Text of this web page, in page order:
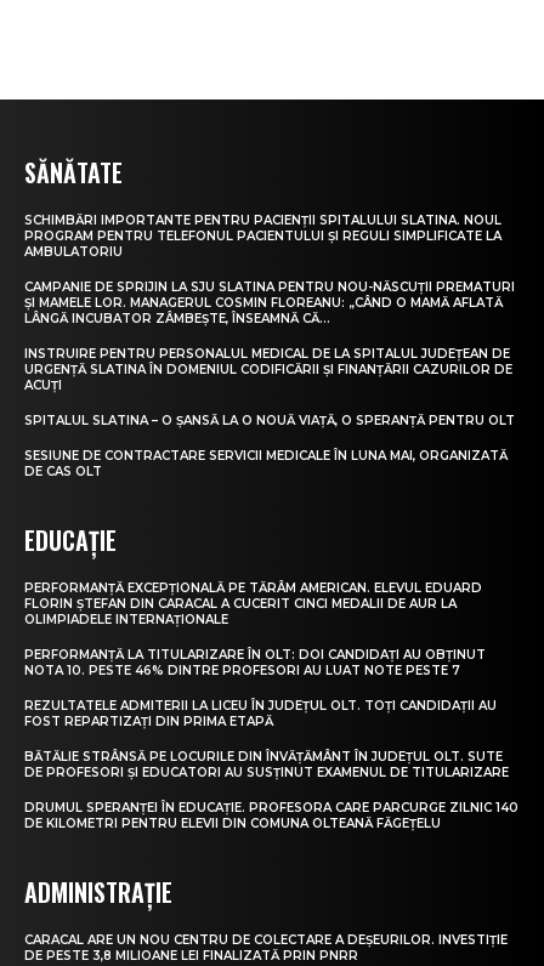
SĂNĂTATE
SCHIMBĂRI IMPORTANTE PENTRU PACIENȚII SPITALULUI SLATINA. NOUL
PROGRAM PENTRU TELEFONUL PACIENTULUI ȘI REGULI SIMPLIFICATE LA
AMBULATORIU
CAMPANIE DE SPRIJIN LA SJU SLATINA PENTRU NOU-NĂSCUȚII PREMATURI
ȘI MAMELE LOR. MANAGERUL COSMIN FLOREANU: „CÂND O MAMĂ AFLATĂ
LÂNGĂ INCUBATOR ZÂMBEȘTE, ÎNSEAMNĂ CĂ...
INSTRUIRE PENTRU PERSONALUL MEDICAL DE LA SPITALUL JUDEȚEAN DE
URGENȚĂ SLATINA ÎN DOMENIUL CODIFICĂRII ȘI FINANȚĂRII CAZURILOR DE
ACUȚI
SPITALUL SLATINA – O ȘANSĂ LA O NOUĂ VIAȚĂ, O SPERANȚĂ PENTRU OLT
SESIUNE DE CONTRACTARE SERVICII MEDICALE ÎN LUNA MAI, ORGANIZATĂ
DE CAS OLT
EDUCAȚIE
PERFORMANȚĂ EXCEPȚIONALĂ PE TĂRÂM AMERICAN. ELEVUL EDUARD
FLORIN ȘTEFAN DIN CARACAL A CUCERIT CINCI MEDALII DE AUR LA
OLIMPIADELE INTERNAȚIONALE
PERFORMANȚĂ LA TITULARIZARE ÎN OLT: DOI CANDIDAȚI AU OBȚINUT
NOTA 10. PESTE 46% DINTRE PROFESORI AU LUAT NOTE PESTE 7
REZULTATELE ADMITERII LA LICEU ÎN JUDEȚUL OLT. TOȚI CANDIDAȚII AU
FOST REPARTIZAȚI DIN PRIMA ETAPĂ
BĂTĂLIE STRÂNSĂ PE LOCURILE DIN ÎNVĂȚĂMÂNT ÎN JUDEȚUL OLT. SUTE
DE PROFESORI ȘI EDUCATORI AU SUSȚINUT EXAMENUL DE TITULARIZARE
DRUMUL SPERANȚEI ÎN EDUCAȚIE. PROFESORA CARE PARCURGE ZILNIC 140
DE KILOMETRI PENTRU ELEVII DIN COMUNA OLTEANĂ FĂGEȚELU
ADMINISTRAȚIE
CARACAL ARE UN NOU CENTRU DE COLECTARE A DEȘEURILOR. INVESTIȚIE
DE PESTE 3,8 MILIOANE LEI FINALIZATĂ PRIN PNRR